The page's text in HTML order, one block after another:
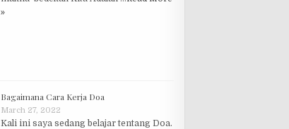
»
Bagaimana Cara Kerja Doa
March 27, 2022
Kali ini saya sedang belajar tentang Doa.